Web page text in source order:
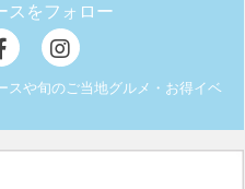
スをフォロー
スや旬のご当地グルメ・お得イベ